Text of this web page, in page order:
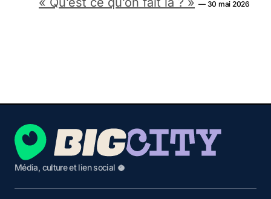
— 30 mai 2026
Média, culture et lien social 🥥